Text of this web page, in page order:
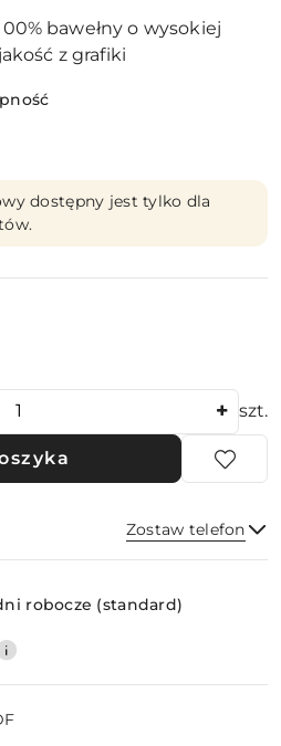
bawełny o wysokiej
z grafiki
dostępny jest tylko dla
szt.
Zostaw telefon
robocze (standard)